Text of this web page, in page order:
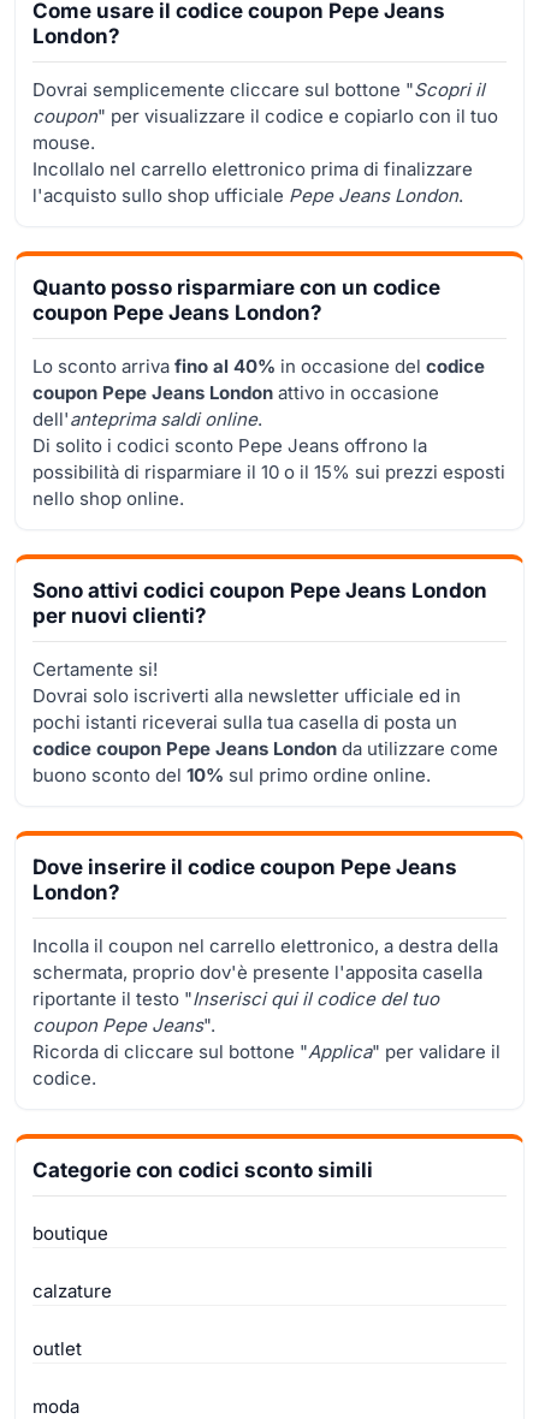
Come usare il codice coupon Pepe Jeans
London?
Dovrai semplicemente cliccare sul bottone "Scopri il
coupon" per visualizzare il codice e copiarlo con il tuo
mouse.
Incollalo nel carrello elettronico prima di finalizzare
l'acquisto sullo shop ufficiale Pepe Jeans London.
Quanto posso risparmiare con un codice
coupon Pepe Jeans London?
Lo sconto arriva fino al 40% in occasione del codice
coupon Pepe Jeans London attivo in occasione
dell'anteprima saldi online.
Di solito i codici sconto Pepe Jeans offrono la
possibilità di risparmiare il 10 o il 15% sui prezzi esposti
nello shop online.
Sono attivi codici coupon Pepe Jeans London
per nuovi clienti?
Certamente si!
Dovrai solo iscriverti alla newsletter ufficiale ed in
pochi istanti riceverai sulla tua casella di posta un
codice coupon Pepe Jeans London da utilizzare come
buono sconto del 10% sul primo ordine online.
Dove inserire il codice coupon Pepe Jeans
London?
Incolla il coupon nel carrello elettronico, a destra della
schermata, proprio dov'è presente l'apposita casella
riportante il testo "Inserisci qui il codice del tuo
coupon Pepe Jeans".
Ricorda di cliccare sul bottone "Applica" per validare il
codice.
Categorie con codici sconto simili
boutique
calzature
outlet
moda